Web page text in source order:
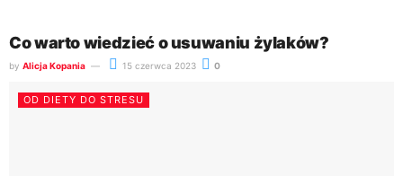
Co warto wiedzieć o usuwaniu żylaków?
by Alicja Kopania 15 czerwca 2023 0
OD DIETY DO STRESU